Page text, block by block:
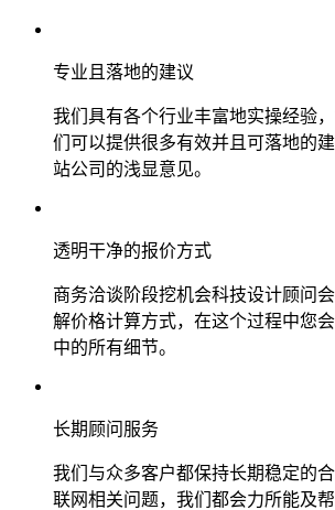
专业且落地的建议
我们具有各个行业丰富地实操经验
们可以提供很多有效并且可落地的
站公司的浅显意见。
透明干净的报价方式
商务洽谈阶段挖机会科技设计顾问
解价格计算方式，在这个过程中您
中的所有细节。
长期顾问服务
我们与众多客户都保持长期稳定的
联网相关问题，我们都会力所能及